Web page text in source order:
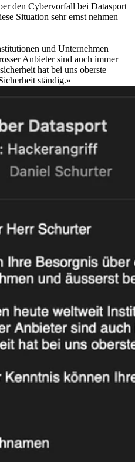
den Cybervorfall bei Datasport
Situation sehr ernst nehmen
und Unternehmen
Anbieter sind auch immer
hat bei uns oberste
ständig.»